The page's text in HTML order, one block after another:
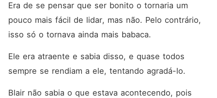
Era de se pensar que ser bonito o tornaria um
pouco mais fácil de lidar, mas não. Pelo contrário,
isso só o tornava ainda mais babaca.
Ele era atraente e sabia disso, e quase todos
sempre se rendiam a ele, tentando agradá-lo.
Blair não sabia o que estava acontecendo, pois